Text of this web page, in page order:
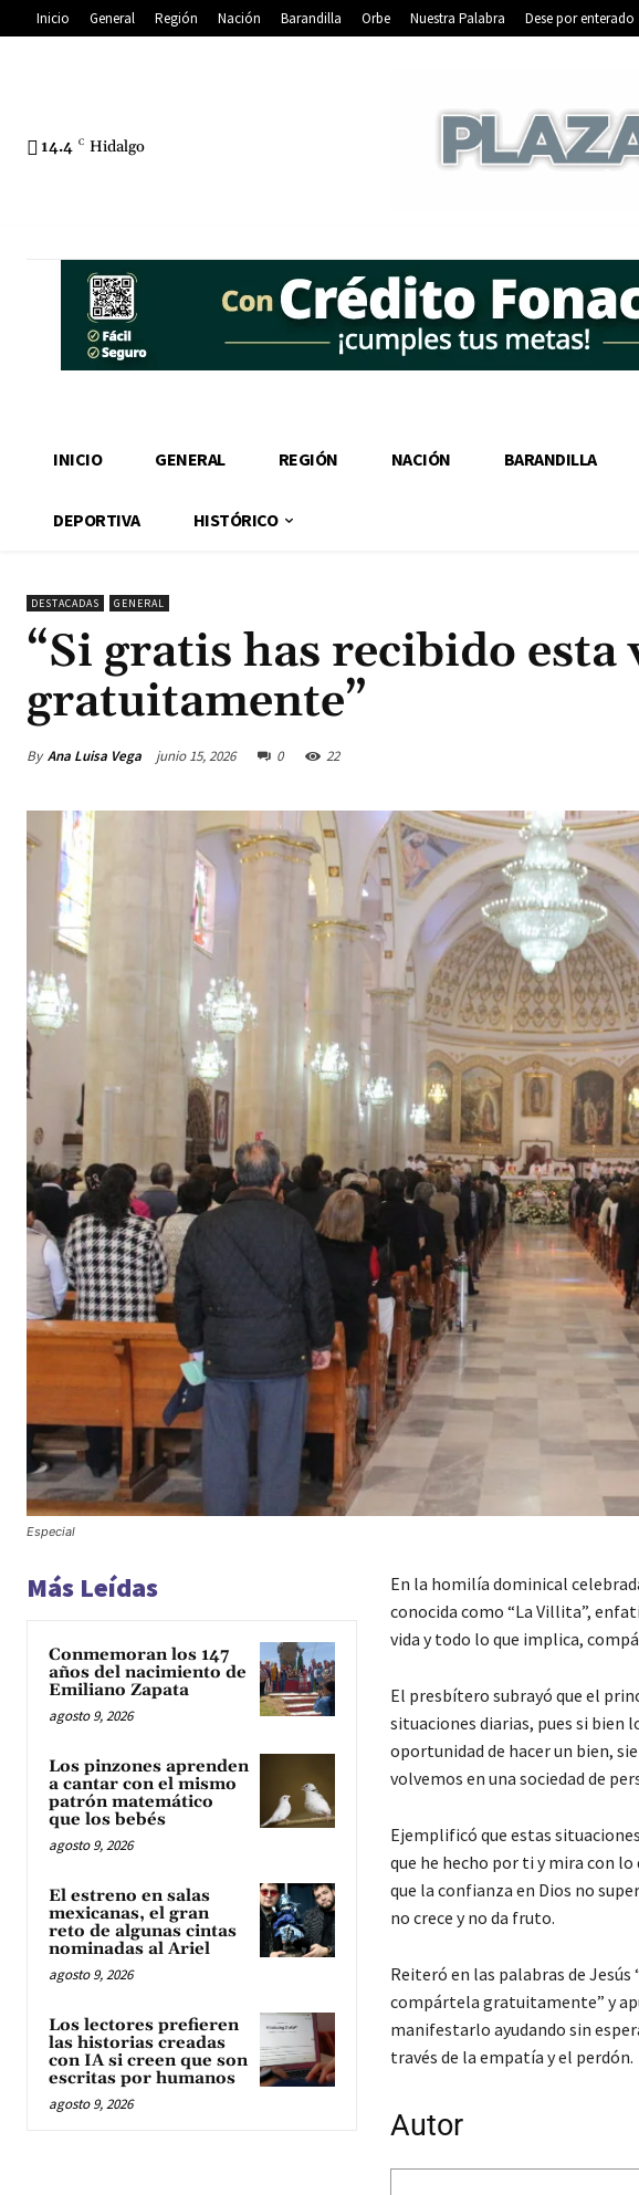
Inicio General Región Nación Barandilla Orbe Nuestra Palabra Dese por enterado
14.4 C Hidalgo
INICIO GENERAL REGIÓN NACIÓN BARANDILLA
DEPORTIVA HISTÓRICO
DESTACADAS GENERAL
“Si gratis has recibido
gratuitamente”
By Ana Luisa Vega junio 15, 2026 0 22
Especial
Más Leídas
Conmemoran los 147
años del nacimiento de
Emiliano Zapata
agosto 9, 2026
Los pinzones aprenden
a cantar con el mismo
patrón matemático
que los bebés
agosto 9, 2026
El estreno en salas
mexicanas, el gran
reto de algunas cintas
nominadas al Ariel
agosto 9, 2026
Los lectores prefieren
las historias creadas
con IA si creen que son
escritas por humanos
agosto 9, 2026
En la homilía dominical
conocida como “La Villita”,
vida y todo lo que implica,
El presbítero subrayó que el
situaciones diarias, pues si bien
oportunidad de hacer un bien,
volvemos en una sociedad de
Ejemplificó que estas
que he hecho por ti y mira con
que la confianza en Dios no
no crece y no da fruto.
Reiteró en las palabras de
compártela gratuitamente” y
manifestarlo ayudando sin
través de la empatía y el perdón.
Autor